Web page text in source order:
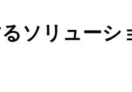
ソリューシ